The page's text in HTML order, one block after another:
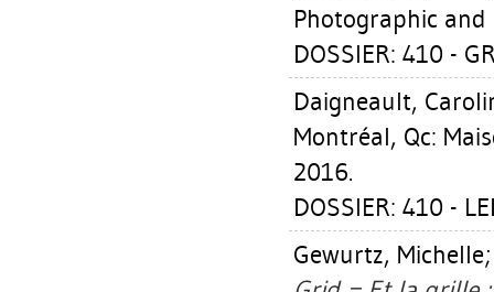
Photographic
DOSSIER: 410 -
Daigneault,
Montréal, Qc:
2016.
DOSSIER: 410 -
Gewurtz, Michelle